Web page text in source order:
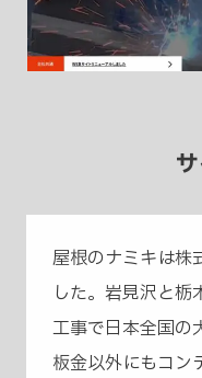
屋根のナミキは株
した。岩見沢と栃
工事で日本全国の
板金以外にもコン